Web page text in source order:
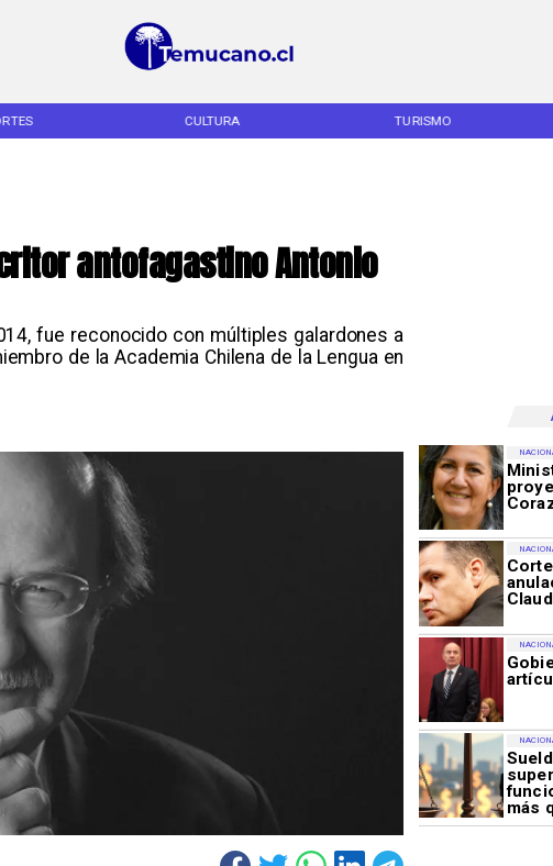
CULTURA TURISMO
antofagastino Antonio
fue reconocido con múltiples galardones a
de la Academia Chilena de la Lengua en
más